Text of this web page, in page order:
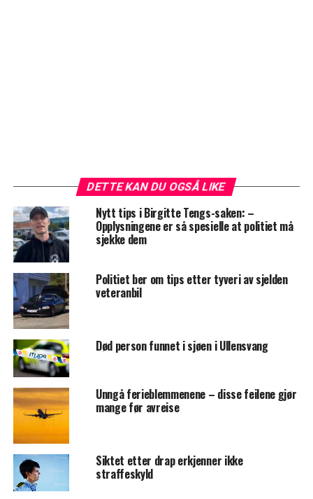
DETTE KAN DU OGSÅ LIKE
Nytt tips i Birgitte Tengs-saken: –
Opplysningene er så spesielle at politiet må
sjekke dem
Politiet ber om tips etter tyveri av sjelden
veteranbil
Død person funnet i sjøen i Ullensvang
Unngå ferieblemmenene – disse feilene gjør
mange før avreise
Siktet etter drap erkjenner ikke
straffeskyld